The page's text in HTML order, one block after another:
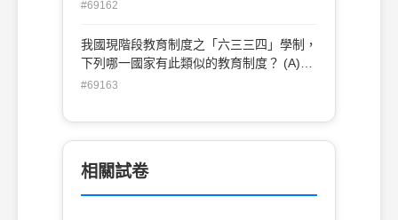
會(D)教育經費分配審議委員會
#69162
我國現階段教育制度之「六三三四」學制，
下列哪一國家有此類似的教育制度？ (A)美
國(B)法國(C)德國(D)英國
#69163
相關試卷